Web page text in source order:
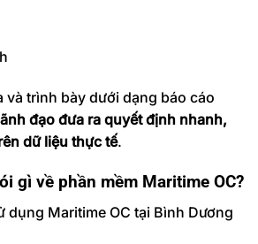
và trình bày dưới dạng báo cáo
đạo đưa ra quyết định nhanh,
dữ liệu thực tế.
gì về phần mềm Maritime OC?
dụng Maritime OC tại Bình Dương